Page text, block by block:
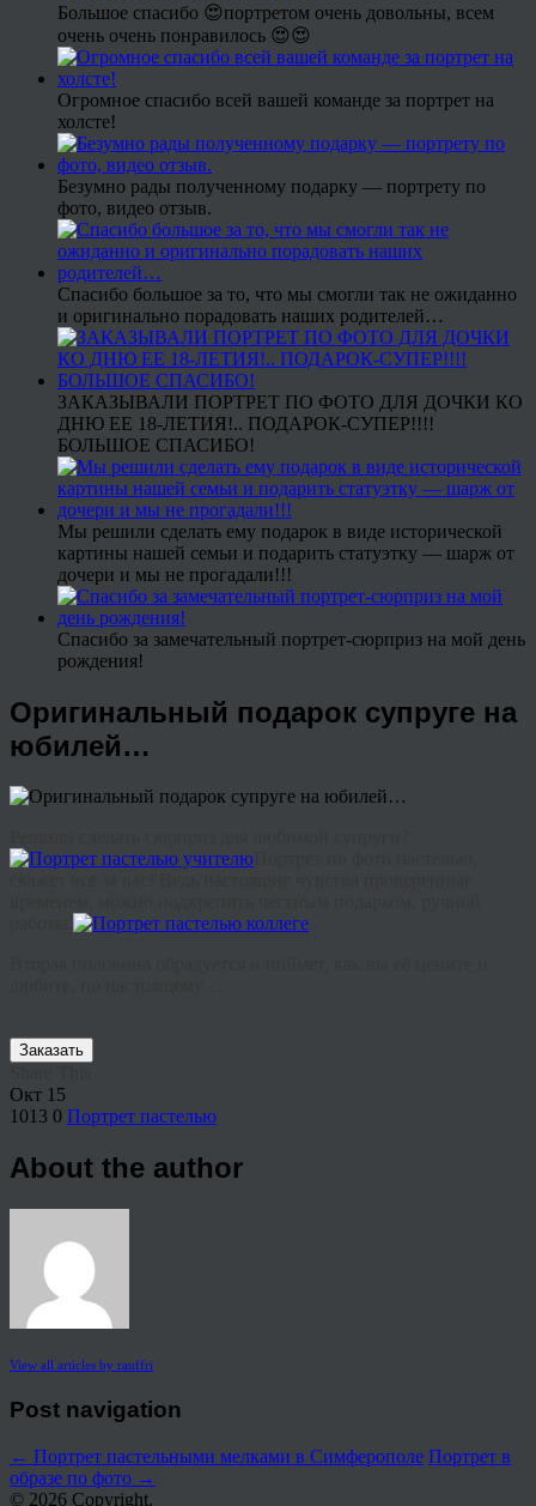
Большое спасибо 😍портретом очень довольны, всем
очень очень понравилось 😍😍
Огромное спасибо всей вашей команде за портрет на
холсте!
Безумно рады полученному подарку — портрету по
фото, видео отзыв.
Спасибо большое за то, что мы смогли так не ожиданно
и оригинально порадовать наших родителей…
ЗАКАЗЫВАЛИ ПОРТРЕТ ПО ФОТО ДЛЯ ДОЧКИ КО
ДНЮ ЕЕ 18-ЛЕТИЯ!.. ПОДАРОК-СУПЕР!!!!
БОЛЬШОЕ СПАСИБО!
Мы решили сделать ему подарок в виде исторической
картины нашей семьи и подарить статуэтку — шарж от
дочери и мы не прогадали!!!
Спасибо за замечательный портрет-сюрприз на мой день
рождения!
Оригинальный подарок супруге на
юбилей…
Заказать
Окт 15
1013 0 Портрет пастелью
About the author
View all articles by rauffri
Post navigation
← Портрет пастельными мелками в Симферополе Портрет в
образе по фото →
© 2026 Copyright.